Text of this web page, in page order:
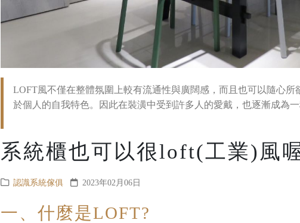
LOFT風不僅在整體氛圍上較有流通性與廣闊感，而且也可以隨心所
於個人的自我特色。因此在裝潢中受到許多人的愛戴，也逐漸成為一
系統櫃也可以很loft(工業)風喔
認識系統傢俱 2023年02月06日
一、什麼是LOFT?